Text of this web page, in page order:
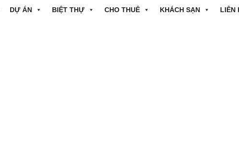
DỰ ÁN BIỆT THỰ CHO THUÊ KHÁCH SẠN LIÊN